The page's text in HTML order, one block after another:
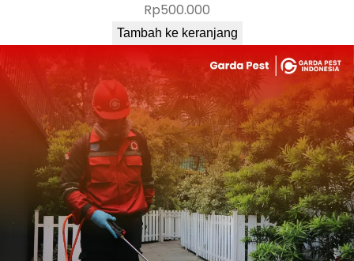
Rp500.000
Tambah ke keranjang